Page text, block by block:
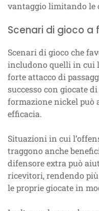
vantaggio limitando le
Scenari di gioco
Scenari di gioco che
includono quelli in cui
forte attacco di
successo con giocate
formazione nickel può
efficacia.
Situazioni in cui
traggono anche
difensore extra può
ricevitori, rendendo
le proprie giocate in